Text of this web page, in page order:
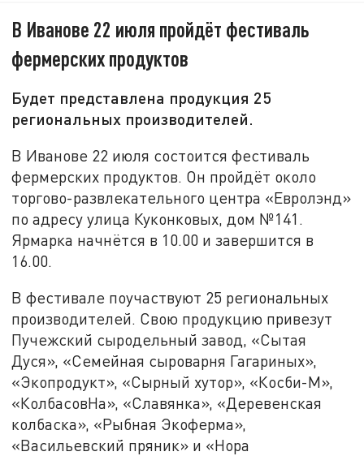
В Иванове 22 июля пройдёт фестиваль
фермерских продуктов
Будет представлена продукция 25
региональных производителей.
В Иванове 22 июля состоится фестиваль
фермерских продуктов. Он пройдёт около
торгово-развлекательного центра «Евролэнд»
по адресу улица Куконковых, дом №141.
Ярмарка начнётся в 10.00 и завершится в
16.00.
В фестивале поучаствуют 25 региональных
производителей. Свою продукцию привезут
Пучежский сыродельный завод, «Сытая
Дуся», «Семейная сыроварня Гагариных»,
«Экопродукт», «Сырный хутор», «Косби-М»,
«КолбасовНа», «Славянка», «Деревенская
колбаска», «Рыбная Экоферма»,
«Васильевский пряник» и «Нора